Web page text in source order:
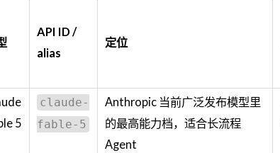
API ID /
alias
定位
5
claude-
fable-5
Anthropic 当前广泛发布模型里
的最高能力档，适合长流程
Agent